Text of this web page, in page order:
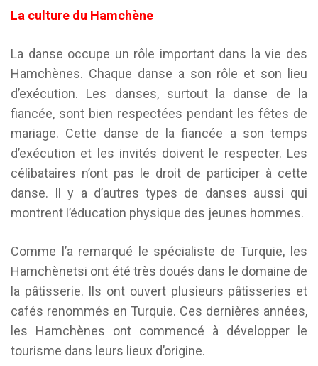
La culture du Hamchène
La danse occupe un rôle important dans la vie des
Hamchènes. Chaque danse a son rôle et son lieu
d’exécution. Les danses, surtout la danse de la
fiancée, sont bien respectées pendant les fêtes de
mariage. Cette danse de la fiancée a son temps
d’exécution et les invités doivent le respecter. Les
célibataires n’ont pas le droit de participer à cette
danse. Il y a d’autres types de danses aussi qui
montrent l’éducation physique des jeunes hommes.
Comme l’a remarqué le spécialiste de Turquie, les
Hamchènetsi ont été très doués dans le domaine de
la pâtisserie. Ils ont ouvert plusieurs pâtisseries et
cafés renommés en Turquie. Ces dernières années,
les Hamchènes ont commencé à développer le
tourisme dans leurs lieux d’origine.